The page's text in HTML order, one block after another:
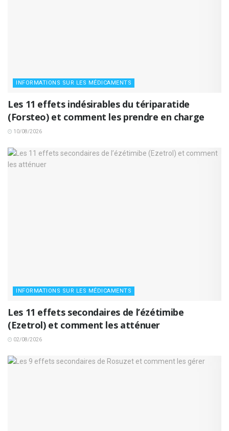
INFORMATIONS SUR LES MÉDICAMENTS
Les 11 effets indésirables du tériparatide
(Forsteo) et comment les prendre en charge
10/08/2026
INFORMATIONS SUR LES MÉDICAMENTS
Les 11 effets secondaires de l’ézétimibe
(Ezetrol) et comment les atténuer
02/08/2026